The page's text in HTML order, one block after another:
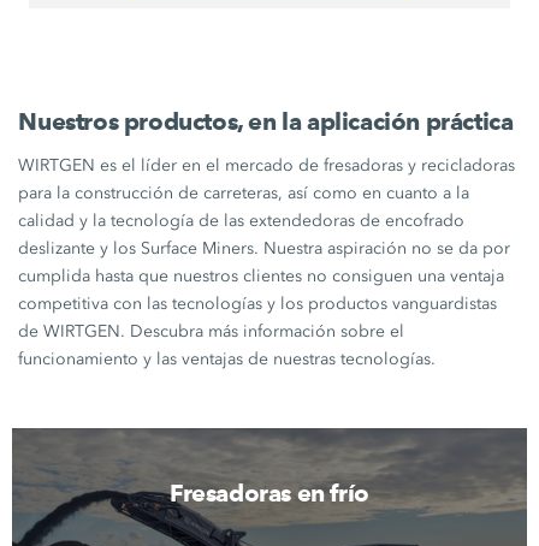
Nuestros productos, en la aplicación práctica
WIRTGEN es el líder en el mercado de fresadoras y recicladoras
para la construcción de carreteras, así como en cuanto a la
calidad y la tecnología de las extendedoras de encofrado
deslizante y los Surface Miners. Nuestra aspiración no se da por
cumplida hasta que nuestros clientes no consiguen una ventaja
competitiva con las tecnologías y los productos vanguardistas
de WIRTGEN. Descubra más información sobre el
funcionamiento y las ventajas de nuestras tecnologías.
Fresadoras en frío